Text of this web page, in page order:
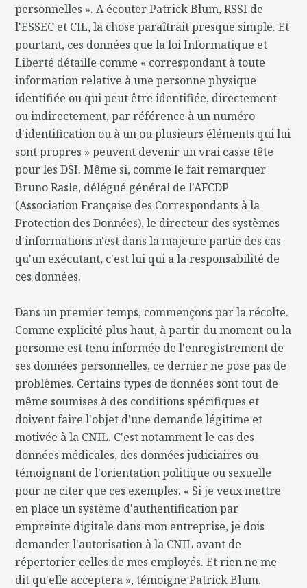
personnelles ». A écouter Patrick Blum, RSSI de
l'ESSEC et CIL, la chose paraîtrait presque simple. Et
pourtant, ces données que la loi Informatique et
Liberté détaille comme « correspondant à toute
information relative à une personne physique
identifiée ou qui peut être identifiée, directement
ou indirectement, par référence à un numéro
d'identification ou à un ou plusieurs éléments qui lui
sont propres » peuvent devenir un vrai casse tête
pour les DSI. Même si, comme le fait remarquer
Bruno Rasle, délégué général de l'AFCDP
(Association Française des Correspondants à la
Protection des Données), le directeur des systèmes
d'informations n'est dans la majeure partie des cas
qu'un exécutant, c'est lui qui a la responsabilité de
ces données.
Dans un premier temps, commençons par la récolte.
Comme explicité plus haut, à partir du moment ou la
personne est tenu informée de l'enregistrement de
ses données personnelles, ce dernier ne pose pas de
problèmes. Certains types de données sont tout de
même soumises à des conditions spécifiques et
doivent faire l'objet d'une demande légitime et
motivée à la CNIL. C'est notamment le cas des
données médicales, des données judiciaires ou
témoignant de l'orientation politique ou sexuelle
pour ne citer que ces exemples. « Si je veux mettre
en place un système d'authentification par
empreinte digitale dans mon entreprise, je dois
demander l'autorisation à la CNIL avant de
répertorier celles de mes employés. Et rien ne me
dit qu'elle acceptera », témoigne Patrick Blum.